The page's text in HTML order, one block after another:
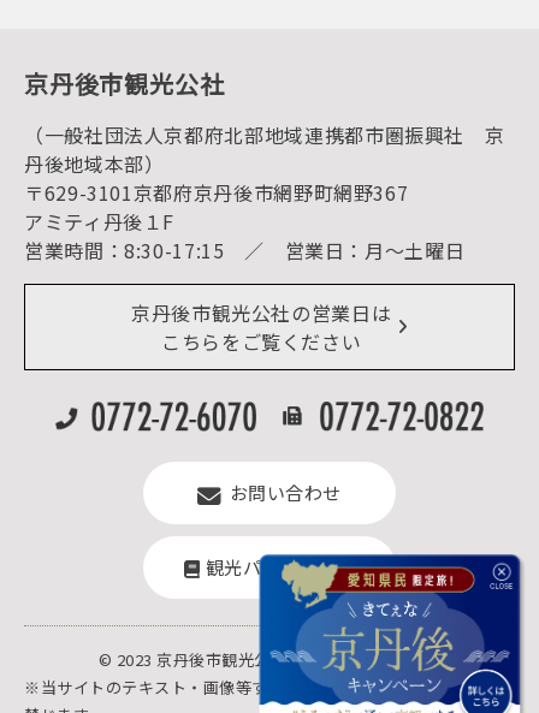
観光
海水浴
キャンプ
お宿探し
宿泊・日帰り予約（空室検索）
予約照会・予約キャンセル
宿泊施設一覧（お宿比較ページ）
アクセス
お知らせ
イベント情報
デジタル観光パンフレット
リアルタイム道路情報
よくある質問
京丹後市観光公社
（一般社団法人京都府北部地域連携都市圏振興社 京
丹後地域本部）
〒629-3101京都府京丹後市網野町網野367
アミティ丹後１F
営業時間：8:30-17:15 ／ 営業日：月～土曜日
京丹後市観光公社の営業日は
こちらをご覧ください
お問い合わせ
観光パンフレット
© 2023 京丹後市観光公社.All rights reserved.
※当サイトのテキスト・画像等すべての転載転用、商用販売を固く